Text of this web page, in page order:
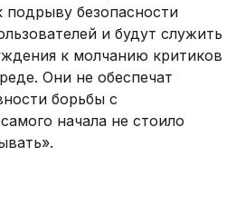
подрыву безопасности
и будут служить
к молчанию критиков
Они не обеспечат
борьбы с
начала не стоило